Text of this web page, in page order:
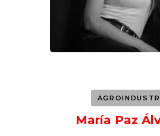
María Paz